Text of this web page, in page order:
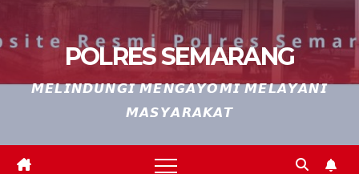
POLRES SEMARANG
𝙈𝙀𝙇𝙄𝙉𝘿𝙐𝙉𝙂𝙄 𝙈𝙀𝙉𝙂𝘼𝙔𝙊𝙈𝙄 𝙈𝙀𝙇𝘼𝙔𝘼𝙉𝙄
𝙈𝘼𝙎𝙔𝘼𝙍𝘼𝙆𝘼𝙏